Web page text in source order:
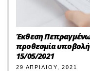
Έκθεση
προθεσμία
15/05/2021
29 ΑΠΡΙΛΊΟΥ, 2021